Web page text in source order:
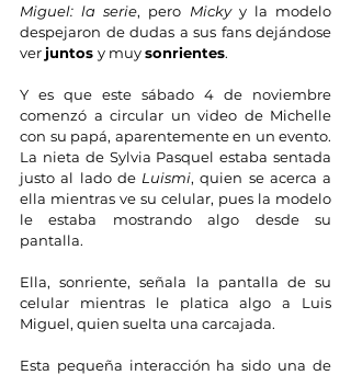
Miguel: la serie, pero Micky y la modelo
despejaron de dudas a sus fans dejándose
ver juntos y muy sonrientes.
Y es que este sábado 4 de noviembre
comenzó a circular un video de Michelle
con su papá, aparentemente en un evento.
La nieta de Sylvia Pasquel estaba sentada
justo al lado de Luismi, quien se acerca a
ella mientras ve su celular, pues la modelo
le estaba mostrando algo desde su
pantalla.
Ella, sonriente, señala la pantalla de su
celular mientras le platica algo a Luis
Miguel, quien suelta una carcajada.
Esta pequeña interacción ha sido una de